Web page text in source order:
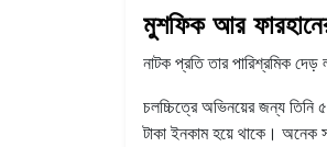
মুশফিক আর
নাটক প্রতি তার পারিশ্রমিক দেড়
চলচ্চিত্রে অভিনয়ের জন্য তিনি
টাকা ইনকাম হয়ে থাকে। অনেক